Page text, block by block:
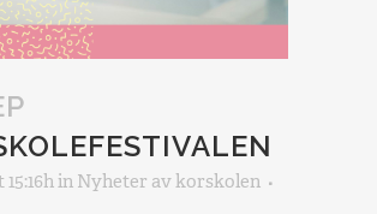
in Nyheter avkorskolen